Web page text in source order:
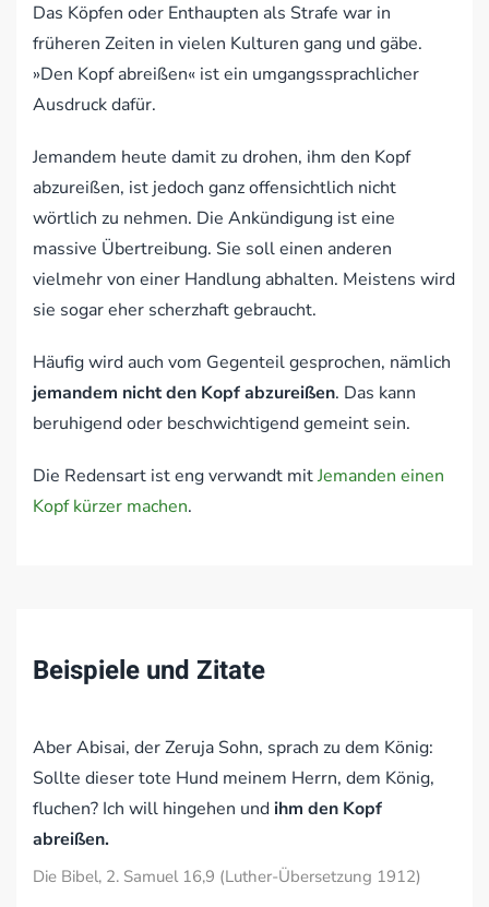
Das Köpfen oder Enthaupten als Strafe war in
früheren Zeiten in vielen Kulturen gang und gäbe.
»Den Kopf abreißen« ist ein umgangssprachlicher
Ausdruck dafür.
Jemandem heute damit zu drohen, ihm den Kopf
abzureißen, ist jedoch ganz offensichtlich nicht
wörtlich zu nehmen. Die Ankündigung ist eine
massive Übertreibung. Sie soll einen anderen
vielmehr von einer Handlung abhalten. Meistens wird
sie sogar eher scherzhaft gebraucht.
Häufig wird auch vom Gegenteil gesprochen, nämlich
jemandem nicht den Kopf abzureißen. Das kann
beruhigend oder beschwichtigend gemeint sein.
Die Redensart ist eng verwandt mitJemanden einen
Kopf kürzer machen.
Beispiele und Zitate
Aber Abisai, der Zeruja Sohn, sprach zu dem König:
Sollte dieser tote Hund meinem Herrn, dem König,
fluchen? Ich will hingehen und ihm den Kopf
abreißen.
Die Bibel, 2. Samuel 16,9 (Luther-Übersetzung 1912)